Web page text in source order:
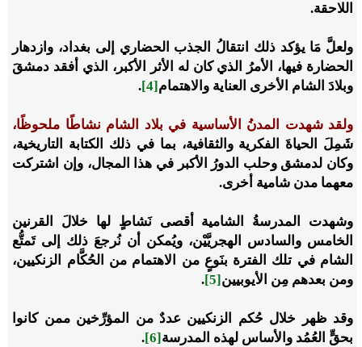
اللاحقة.
ولعلَّ مَا يؤكد ذلك انتقالُ الجذب الحضاري إلى بغداد، وازدهار
الحضارة فيها، الأمرُ الذي كان له الأثر الأكبر، الذي أفقد دمشقَ
وبلادَ الشام الأخرى العناية والاهتمام [4]
.
ولقد شهدت المدنُ الأساسية في بلاد الشام نشاطًا ملحوظًا،
شَمِلَ الحياةَ الفكرية والثقافية، بما في ذلك الكتابة التاريخية،
وكان لدمشق وحلب الدورُ الأكبر في هذا المجال، وإن اشتركت
معهما مدن شامية أخرى.
وشهدت المدرسةُ الشامية أقصى نَشاطٍ لها خلالَ القرنين
الخامس والسادس الهجريَّيْن، ويُمكن أن نُرجعَ ذلك إلى تَمتُّع
الشام في تلك الفترة بنَوعٍ من الاهتمام من الحُكَّام الزنكيين،
ومن بعدهم مِن الأيوبيين [5]
.
وقد ظهر خلال حُكم الزنكيين عددٌ من المؤرِّخين ممن كانوا
بحقٍّ العُمُد والأساس لهذه المدرسة [6]
.